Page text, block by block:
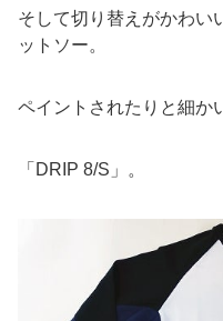
そして切り替えがかわい
ットソー。
ペイントされたりと細か
「DRIP 8/S」。